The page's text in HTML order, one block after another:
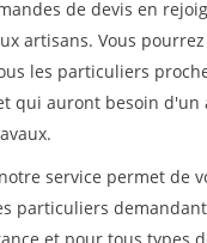
de devis en
artisans. Vous
les particuliers
qui auront besoin d'un
service permet de
particuliers